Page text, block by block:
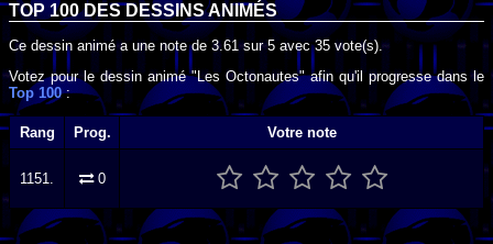
TOP 100 DESDESSINS ANIMÉS
Ce dessin animé a une note de 3.61sur5 avec35 vote(s).
Votez pour le dessin animé "Les Octonautes" afin qu'il progresse dans le
Top 100:
Rang Prog. Votre note
1151. 0